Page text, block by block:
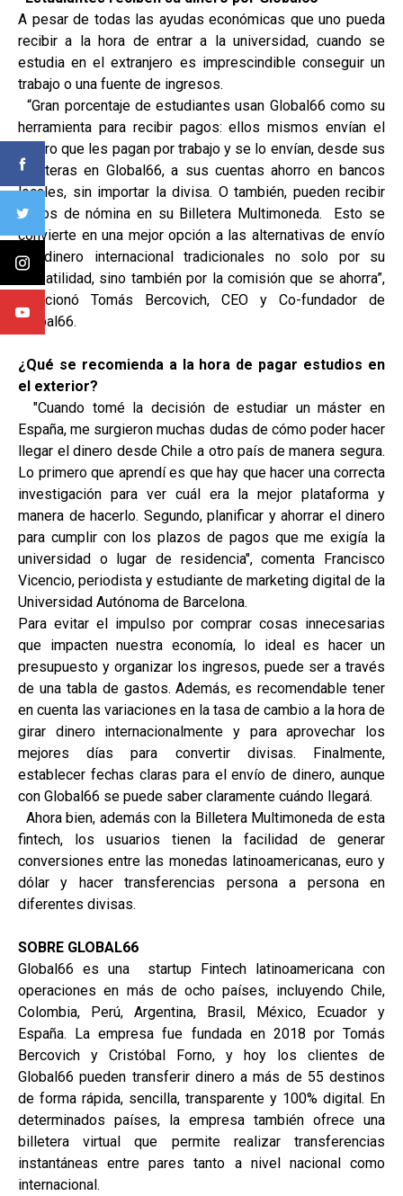
A pesar de todas las ayudas económicas que uno pueda
recibir a la hora de entrar a la universidad, cuando se
estudia en el extranjero es imprescindible conseguir un
trabajo o una fuente de ingresos.
“Gran porcentaje de estudiantes usan Global66 como su
herramienta para recibir pagos: ellos mismos envían el
dinero que les pagan por trabajo y se lo envían, desde sus
billeteras en Global66, a sus cuentas ahorro en bancos
locales, sin importar la divisa. O también, pueden recibir
pagos de nómina en su Billetera Multimoneda. Esto se
convierte en una mejor opción a las alternativas de envío
de dinero internacional tradicionales no solo por su
versatilidad, sino también por la comisión que se ahorra”,
mencionó Tomás Bercovich, CEO y Co-fundador de
Global66.
¿Qué se recomienda a la hora de pagar estudios en
el exterior?
"Cuando tomé la decisión de estudiar un máster en
España, me surgieron muchas dudas de cómo poder hacer
llegar el dinero desde Chile a otro país de manera segura.
Lo primero que aprendí es que hay que hacer una correcta
investigación para ver cuál era la mejor plataforma y
manera de hacerlo. Segundo, planificar y ahorrar el dinero
para cumplir con los plazos de pagos que me exigía la
universidad o lugar de residencia", comenta Francisco
Vicencio, periodista y estudiante de marketing digital de la
Universidad Autónoma de Barcelona.
Para evitar el impulso por comprar cosas innecesarias
que impacten nuestra economía, lo ideal es hacer un
presupuesto y organizar los ingresos, puede ser a través
de una tabla de gastos. Además, es recomendable tener
en cuenta las variaciones en la tasa de cambio a la hora de
girar dinero internacionalmente y para aprovechar los
mejores días para convertir divisas. Finalmente,
establecer fechas claras para el envío de dinero, aunque
con Global66 se puede saber claramente cuándo llegará.
Ahora bien, además con la Billetera Multimoneda de esta
fintech, los usuarios tienen la facilidad de generar
conversiones entre las monedas latinoamericanas, euro y
dólar y hacer transferencias persona a persona en
diferentes divisas.
SOBRE GLOBAL66
Global66 es una startup Fintech latinoamericana con
operaciones en más de ocho países, incluyendo Chile,
Colombia, Perú, Argentina, Brasil, México, Ecuador y
España. La empresa fue fundada en 2018 por Tomás
Bercovich y Cristóbal Forno, y hoy los clientes de
Global66 pueden transferir dinero a más de 55 destinos
de forma rápida, sencilla, transparente y 100% digital. En
determinados países, la empresa también ofrece una
billetera virtual que permite realizar transferencias
instantáneas entre pares tanto a nivel nacional como
internacional.